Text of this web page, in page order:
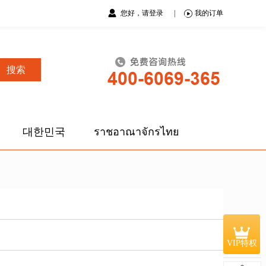
您好，请登录 我的订单
搜索
대한민국 ราชอาณาจักรไทย
VIP特权